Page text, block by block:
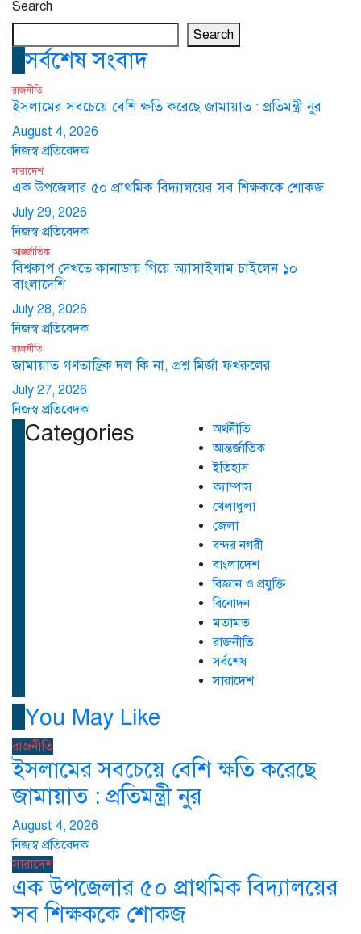
Search
Search
সর্বশেষ সংবাদ
রাজনীতি
ইসলামের সবচেয়ে বেশি ক্ষতি করেছে জামায়াত : প্রতিমন্ত্রী নুর
August 4, 2026
নিজস্ব প্রতিবেদক
সারাদেশ
এক উপজেলার ৫০ প্রাথমিক বিদ্যালয়ের সব শিক্ষককে শোকজ
July 29, 2026
নিজস্ব প্রতিবেদক
আন্তর্জাতিক
বিশ্বকাপ দেখতে কানাডায় গিয়ে অ্যাসাইলাম চাইলেন ১০
বাংলাদেশি
July 28, 2026
নিজস্ব প্রতিবেদক
রাজনীতি
জামায়াত গণতান্ত্রিক দল কি না, প্রশ্ন মির্জা ফখরুলের
July 27, 2026
নিজস্ব প্রতিবেদক
Categories
অর্থনীতি
আন্তর্জাতিক
ইতিহাস
ক্যাম্পাস
খেলাধুলা
জেলা
বন্দর নগরী
বাংলাদেশ
বিজ্ঞান ও প্রযুক্তি
বিনোদন
মতামত
রাজনীতি
সর্বশেষ
সারাদেশ
You May Like
রাজনীতি
ইসলামের সবচেয়ে বেশি ক্ষতি করেছে
জামায়াত : প্রতিমন্ত্রী নুর
August 4, 2026
নিজস্ব প্রতিবেদক
সারাদেশ
এক উপজেলার ৫০ প্রাথমিক বিদ্যালয়ের
সব শিক্ষককে শোকজ